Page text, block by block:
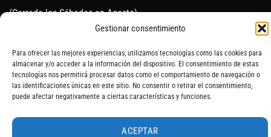
Gestionar consentimiento
Para ofrecer las mejores experiencias, utilizamos tecnologías como las cookies para
almacenar y/o acceder a la información del dispositivo. El consentimiento de estas
tecnologías nos permitirá procesar datos como el comportamiento de navegación o
las identificaciones únicas en este sitio. No consentir o retirar el consentimiento,
puede afectar negativamente a ciertas características y funciones.
ACEPTAR
(Cerrado los Sábados en Agosto)
SOBRE NOSOTROS AVISO LEGAL